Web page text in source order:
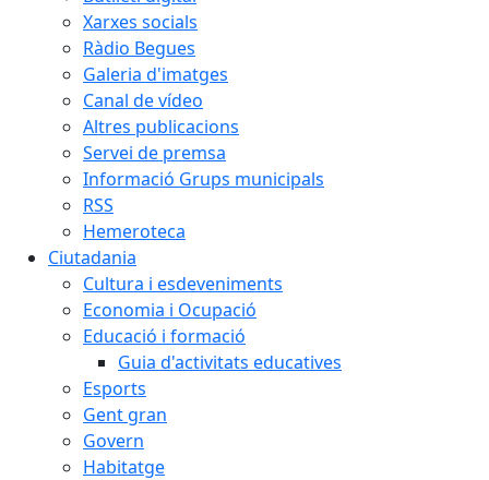
Xarxes socials
Ràdio Begues
Galeria d'imatges
Canal de vídeo
Altres publicacions
Servei de premsa
Informació Grups municipals
RSS
Hemeroteca
Ciutadania
Cultura i esdeveniments
Economia i Ocupació
Educació i formació
Guia d'activitats educatives
Esports
Gent gran
Govern
Habitatge